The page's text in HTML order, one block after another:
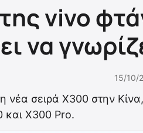
vivo
να
15/10/
σειρά X300 στην
και X300 Pro.